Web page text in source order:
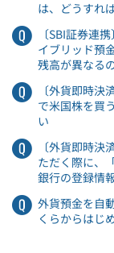
は、どうすれ
〔SBI証券連
イブリッド預
残高が異なる
〔外貨即時決
で米国株を買
い
〔外貨即時
ただく際に、
銀行の登録情
外貨預金を自
くらからはじ